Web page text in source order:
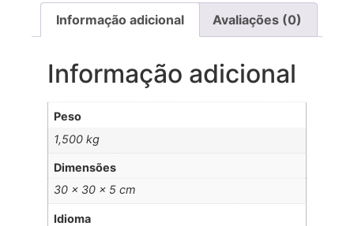
Informação adicional Avaliações (0)
Informação adicional
Peso
1,500 kg
Dimensões
30 × 30 × 5 cm
Idioma